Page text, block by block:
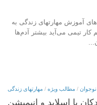
آموزش مهارتهای زندگی به
کار تیمی می­‌آید بیشتر آدم‌ها
/ مطالب ویژه / مهارتهای زندگی
با اسلاید و انیمیشن